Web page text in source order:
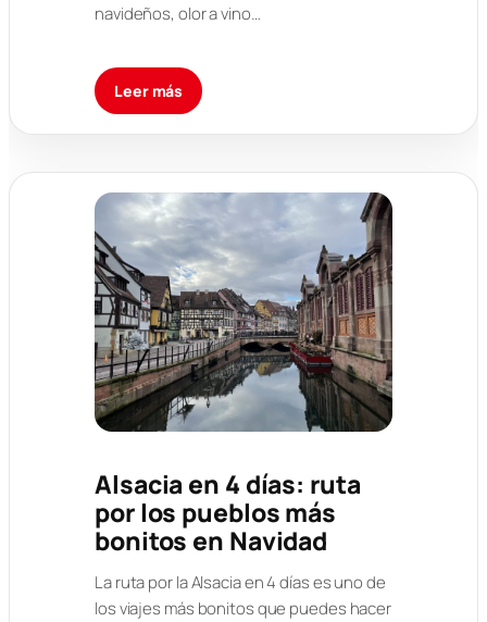
navideños, olor a vino…
Leer más
Alsacia en 4 días: ruta
por los pueblos más
bonitos en Navidad
La ruta por la Alsacia en 4 días es uno de
los viajes más bonitos que puedes hacer